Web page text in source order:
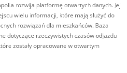
rozwija platformę otwartych danych. Jej
wielu informacji, które mają służyć do
rozwiązań dla mieszkańców. Baza
dotyczące rzeczywistych czasów odjazdu
zostały opracowane w otwartym